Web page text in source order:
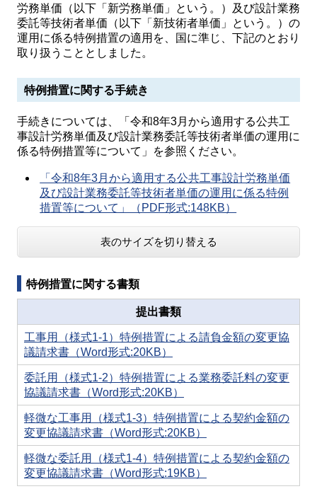
労務単価（以下「新労務単価」という。）及び設計業務
委託等技術者単価（以下「新技術者単価」という。）の
運用に係る特例措置の適用を、国に準じ、下記のとおり
取り扱うこととしました。
特例措置に関する手続き
手続きについては、「令和8年3月から適用する公共工
事設計労務単価及び設計業務委託等技術者単価の運用に
係る特例措置等について」を参照ください。
「令和8年3月から適用する公共工事設計労務単価
及び設計業務委託等技術者単価の運用に係る特例
措置等について」（PDF形式:148KB）
表のサイズを切り替える
特例措置に関する書類
提出書類
工事用（様式1-1）特例措置による請負金額の変更協
議請求書（Word形式:20KB）
委託用（様式1-2）特例措置による業務委託料の変更
協議請求書（Word形式:20KB）
軽微な工事用（様式1-3）特例措置による契約金額の
変更協議請求書（Word形式:20KB）
軽微な委託用（様式1-4）特例措置による契約金額の
変更協議請求書（Word形式:19KB）